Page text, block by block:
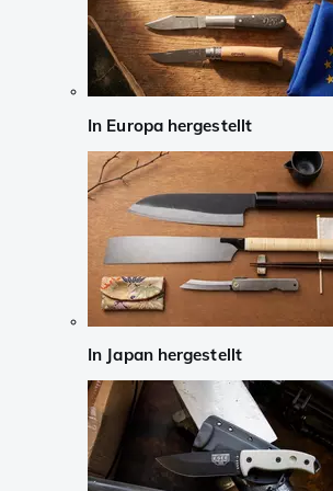
In Europa hergestellt
In Japan hergestellt